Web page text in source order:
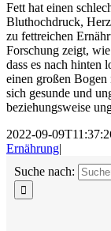
Fett hat einen
Bluthochdruck,
zu fettreichen
Forschung zeigt,
dass es nach hinten
einen großen
sich gesunde und
beziehungsweise
2022-09-
Ernährung|
Suche nach: